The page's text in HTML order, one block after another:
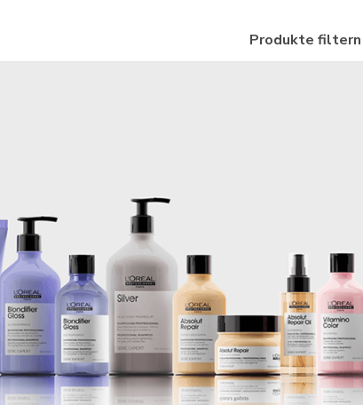
Produkte filtern